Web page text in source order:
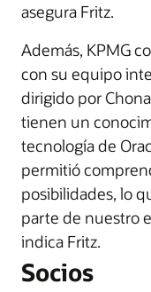
asegura Fritz.
Además, KPMG
con su equipo
dirigido por
tienen un
tecnología de
permitió
posibilidades, lo
parte de nuestro
indica Fritz.
Socios